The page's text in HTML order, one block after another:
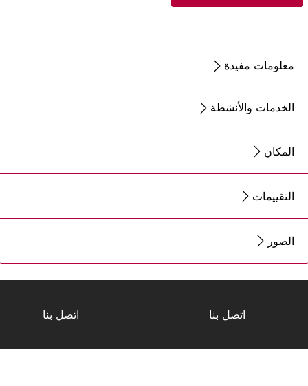
معلومات مفيدة
الخدمات والأنشطة
المكان
التقييمات
الصور
اتصل بنا اتصل بنا